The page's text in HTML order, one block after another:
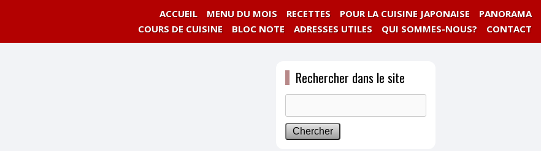
PANORAMA
POUR LA CUISINE JAPONAISE
RECETTES
MENU DU MOIS
ACCUEIL
CONTACT
QUI SOMMES-NOUS?
ADRESSES UTILES
BLOC NOTE
COURS DE CUISINE
Rechercher dans le site